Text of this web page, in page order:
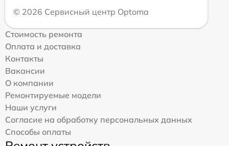
© 2026 Сервисный центр Optoma
Стоимость ремонта
Оплата и доставка
Контакты
Вакансии
О компании
Ремонтируемые модели
Наши услуги
Согласие на обработку персональных данных
Способы оплаты